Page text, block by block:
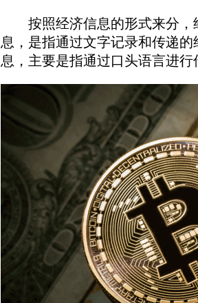
按照经济信息的形式来分，
息，是指通过文字记录和传递
息，主要是指通过口头语言进行